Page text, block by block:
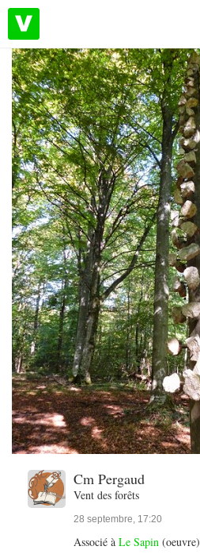
Cm Pergaud
Vent des forêts
28 septembre, 17:20
Associé à Le Sapin (oeuvre)